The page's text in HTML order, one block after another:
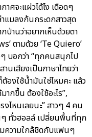
ศจะแผ่วได้ไง เดือดๆ
แมลงก้นกระดกสาวสุด
บ้านว่าอยากเห็นด้วยตา
ตามด้วย ‘Te Quiero’
ๆ บอกว่า “ทุกคนสนุกไป
นเสียงเป็นภาษาไทยว่า
ต้องใช้น้ำมันใช่ไหมคะ แล้ว
ากขึ้น ต้องใช้อะไร”,
งไหนเลยนะ” สาวๆ 4 คน
ๆ ทั่วฮอลล์ เปลี่ยนพื้นที่ทุก
ความใกล้ชิดกับแฟนๆ